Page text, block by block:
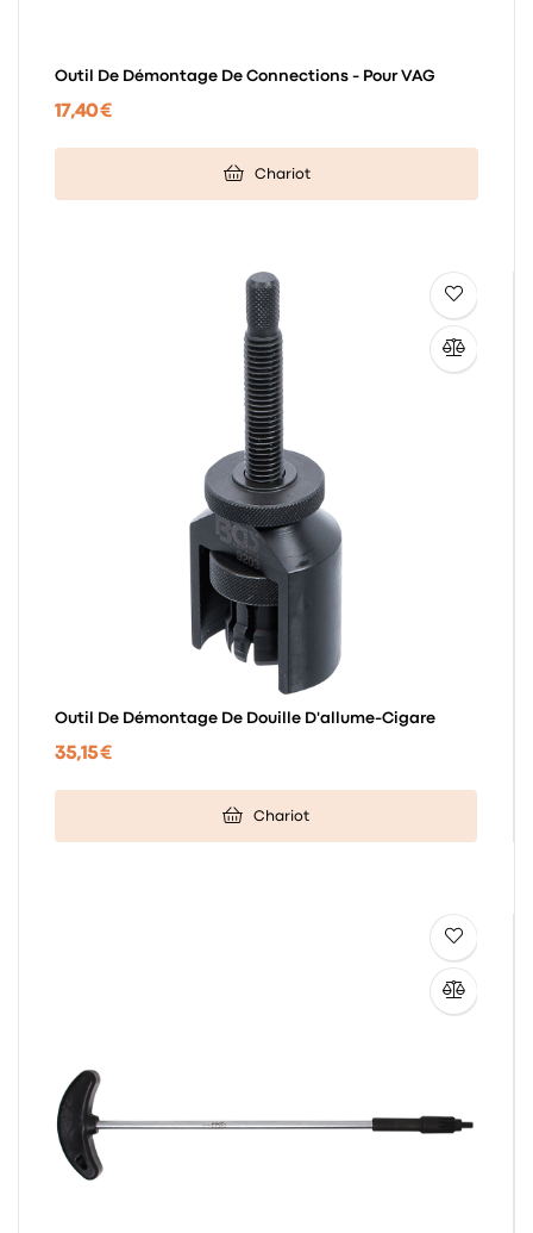
Outil De Démontage De Connections - Pour VAG
17,40 €
Chariot
Outil De Démontage De Douille D'allume-Cigare
35,15 €
Chariot